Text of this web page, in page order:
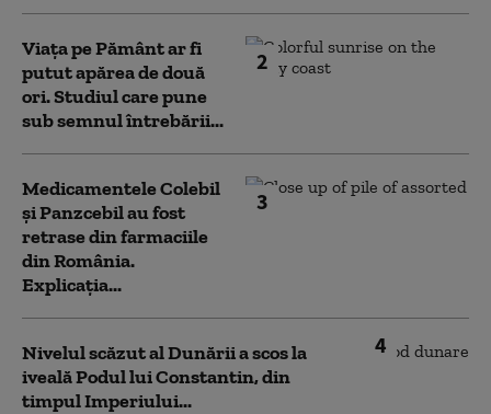
2
Viața pe Pământ ar fi
putut apărea de două
ori. Studiul care pune
sub semnul întrebării...
3
Medicamentele Colebil
și Panzcebil au fost
retrase din farmaciile
din România.
Explicația...
4
Nivelul scăzut al Dunării a scos la
iveală Podul lui Constantin, din
timpul Imperiului...